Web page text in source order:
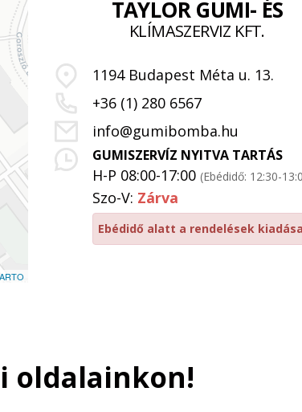
TAYLOR GUMI- ÉS
KLÍMASZERVIZ KFT.
1194 Budapest Méta u. 13.
+36 (1) 280 6567
info@gumibomba.hu
GUMISZERVÍZ NYITVA TARTÁS
H-P 08:00-17:00 (Ebédidő: 12:30-
Szo-V: Zárva
Ebédidő alatt a rendelések
oldalainkon!